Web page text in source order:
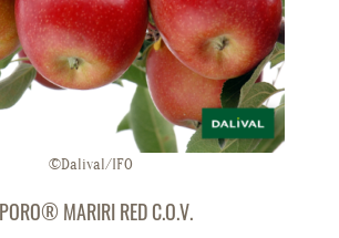
©Dalival/IFO
MARIRI RED C.O.V.